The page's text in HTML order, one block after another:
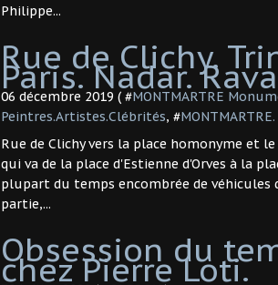
Philippe...
Rue de Clichy.
Paris. Nadar.
06 décembre 2019 ( #MONTMARTRE
Peintres.Artistes.Clébrités, #
Rue de Clichy vers la place homonyme et
qui va de la place d'Estienne d'Orves à la
plupart du temps encombrée de véhicules
partie,...
Obsession du
chez Pierre Loti.